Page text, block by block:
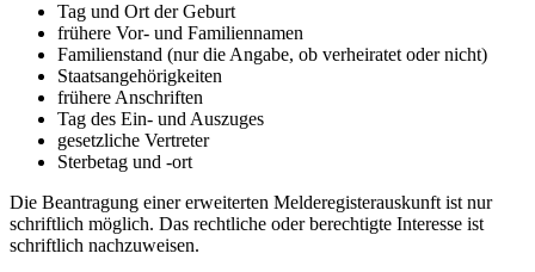
Tag und Ort der Geburt
frühere Vor- und Familiennamen
Familienstand (nur die Angabe, ob verheiratet oder nicht)
Staatsangehörigkeiten
frühere Anschriften
Tag des Ein- und Auszuges
gesetzliche Vertreter
Sterbetag und -ort
Die Beantragung einer erweiterten Melderegisterauskunft ist nur
schriftlich möglich. Das rechtliche oder berechtigte Interesse ist
schriftlich nachzuweisen.